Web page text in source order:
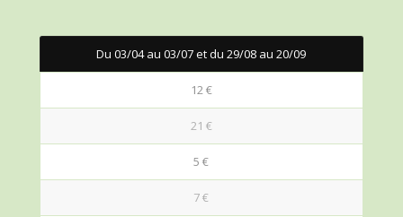
Du 03/04 au 03/07 et du 29/08 au 20/09
12 €
21 €
5 €
7 €